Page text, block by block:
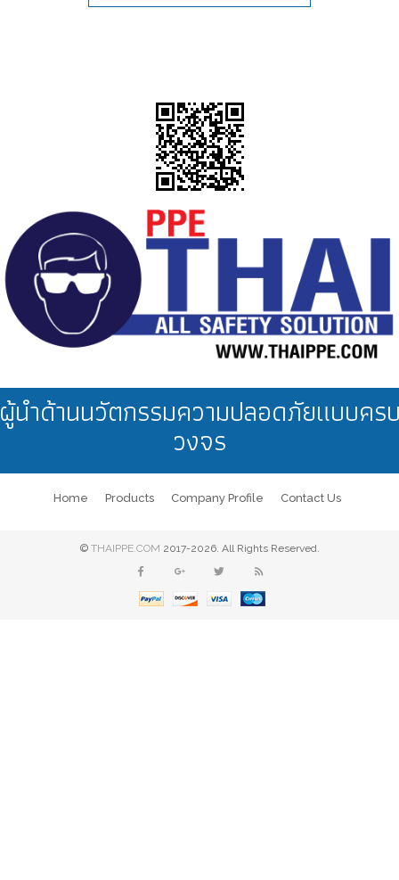
นำด้านนวัตกรรมความปลอดภัยแบบคร
วงจร
Home Products Company Profile Contact Us
© THAIPPE.COM 2017-2026. All Rights Reserved.